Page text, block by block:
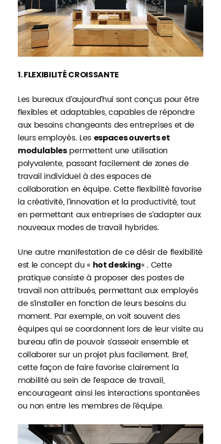
1. FLEXIBILITÉ CROISSANTE
Les bureaux d’aujourd’hui sont conçus pour être
flexibles et adaptables, capables de répondre
aux besoins changeants des entreprises et de
leurs employés. Les espaces ouverts et
modulablespermettent une utilisation
polyvalente, passant facilement de zones de
travail individuel à des espaces de
collaboration en équipe. Cette flexibilité favorise
la créativité, l’innovation et la productivité, tout
en permettant aux entreprises de s’adapter aux
nouveaux modes de travail hybrides.
Une autre manifestation de ce désir de flexibilité
est le concept du « hot desking« . Cette
pratique consiste à proposer des postes de
travail non attribués, permettant aux employés
de s’installer en fonction de leurs besoins du
moment. Par exemple, on voit souvent des
équipes qui se coordonnent lors de leur visite au
bureau afin de pouvoir s’asseoir ensemble et
collaborer sur un projet plus facilement. Bref,
cette façon de faire favorise clairement la
mobilité au sein de l’espace de travail,
encourageant ainsi les interactions spontanées
ou non entre les membres de l’équipe.